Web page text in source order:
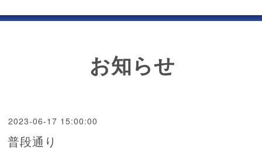
お知らせ
2023-06-17 15:00:00
普段通り